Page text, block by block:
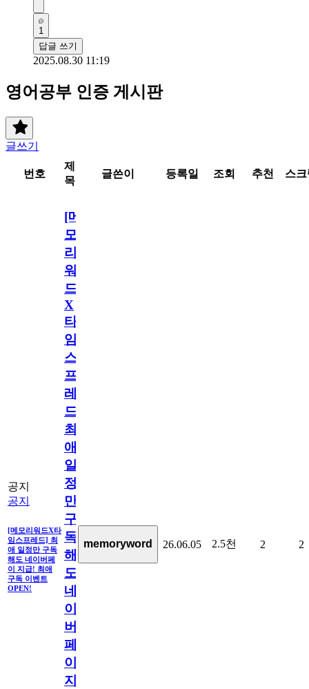
1
답글 쓰기
2025.08.30 11:19
영어공부 인증 게시판
글쓰기
번호
제
목
글쓴이 등록일 조회 추천 스
공지
공지
[메모리워드X타
임스프레드] 최
애 일정만 구독
해도 네이버페
이 지급! 최애
구독 이벤트
OPEN!
[메
모
리
워
드
X
타
임
스
프
레
드]
최
애
일
정
만
구
독
해
도
네
이
버
페
이
지
memoryword 26.06.05 2.5천 2 2